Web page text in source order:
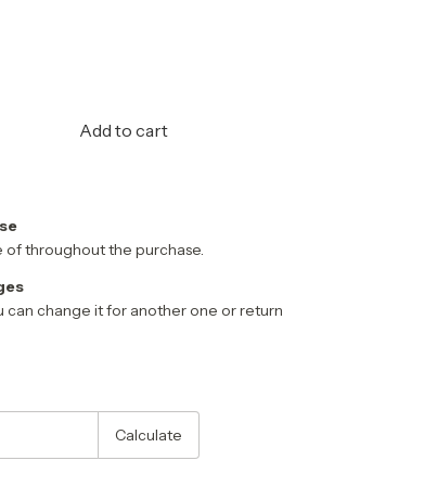
of throughout the purchase.
can change it for another one or return
Calculate